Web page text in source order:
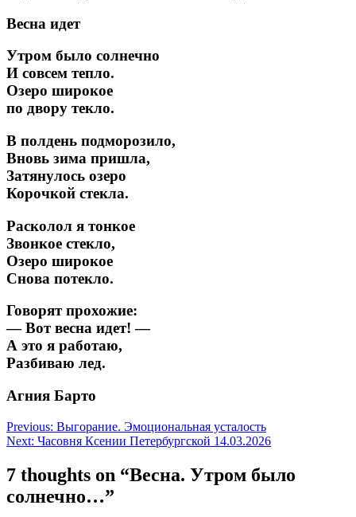
Весна идет
Утром было солнечно
И совсем тепло.
Озеро широкое
по двору текло.
В полдень подморозило,
Вновь зима пришла,
Затянулось озеро
Корочкой стекла.
Расколол я тонкое
Звонкое стекло,
Озеро широкое
Снова потекло.
Говорят прохожие:
— Вот весна идет! —
А это я работаю,
Разбиваю лед.
Агния Барто
Навигация
по
записям
Previous: Выгорание. Эмоциональная усталость
Next: Часовня Ксении Петербургской 14.03.2026
7 thoughts on “Весна. Утром было
солнечно…”